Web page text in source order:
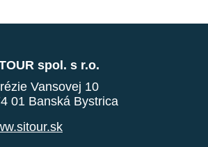
spol. s r.o.
Vansovej 10
01 Banská Bystrica